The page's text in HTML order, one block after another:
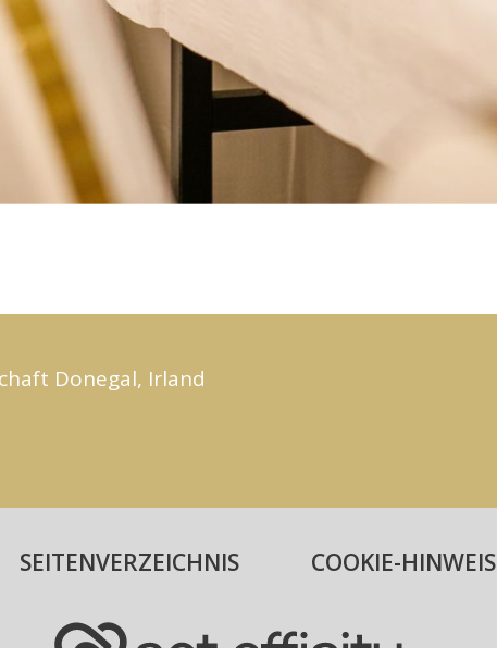
Donegal, Irland
SEITENVERZEICHNIS COOKIE-HINWEIS